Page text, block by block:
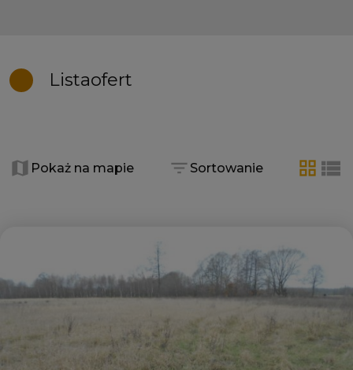
Listaofert
−
Pokaż na mapie Sortowanie
tabela